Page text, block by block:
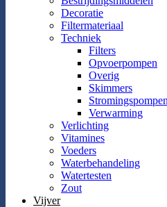
Decoratie
Filtermateriaal
Techniek
Filters
Opvoerpompen
Overig
Skimmers
Verwarming
Verlichting
Vitamines
Voeders
Waterbehandeling
Watertesten
Zout
Vijver